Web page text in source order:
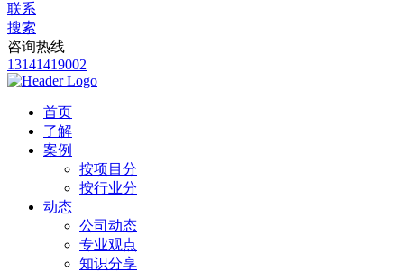
联系
搜索
咨询热线
13141419002
首页
了解
案例
按项目分
按行业分
动态
公司动态
专业观点
知识分享